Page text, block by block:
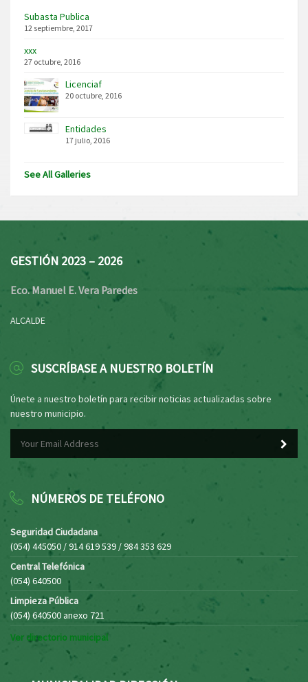
Subasta Publica
12 septiembre, 2017
xxx
27 octubre, 2016
Licenciaf
20 octubre, 2016
Entidades
17 julio, 2016
See All Galleries
GESTIÓN 2023 – 2026
Eco. Manuel E. Vera Paredes
ALCALDE
SUSCRÍBASE A NUESTRO BOLETÍN
Únete a nuestro boletín para recibir noticias actualizadas sobre
nuestro municipio.
NÚMEROS DE TELÉFONO
Seguridad Ciudadana
(054) 445050 / 914 619 539 / 984 353 629
Central Telefónica
(054) 640500
Limpieza Pública
(054) 640500 anexo 721
Ver directorio municipal